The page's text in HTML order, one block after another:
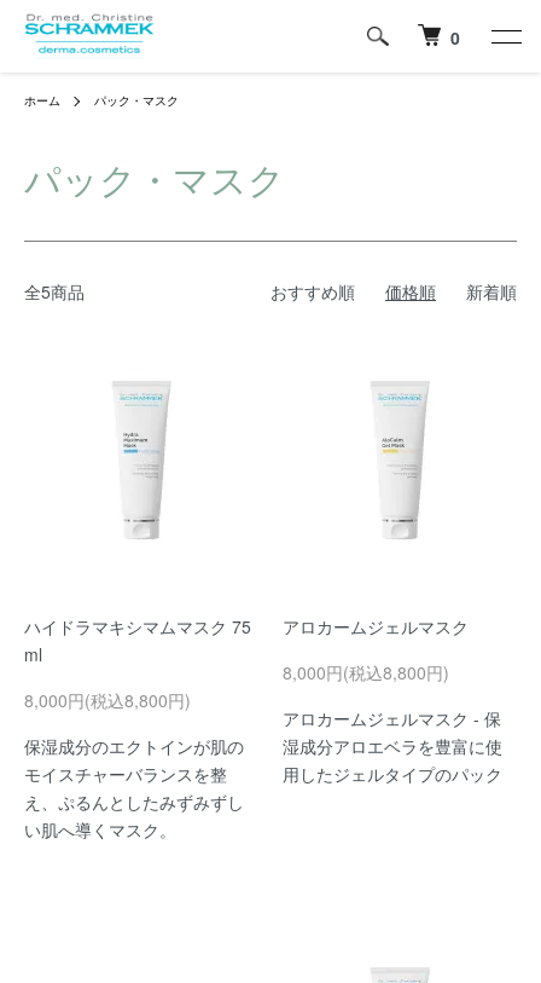
0
ホーム パック・マスク
パック・マスク
全5商品 おすすめ順 価格順 新着順
ハイドラマキシマムマスク 75
ml
8,000円(税込8,800円)
保湿成分のエクトインが肌の
モイスチャーバランスを整
え、ぷるんとしたみずみずし
い肌へ導くマスク。
アロカームジェルマスク
8,000円(税込8,800円)
アロカームジェルマスク - 保
湿成分アロエベラを豊富に使
用したジェルタイプのパック